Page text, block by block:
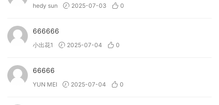
• Keep samples in key and in time with your project
• Get your ideas rolling with 250 presets crafted by
professional sound designers.
value to any scoring toolkit.
• Dial in your perfect sound by using three distinct effects
and four unique macros.
• Personalise the instrument completely by importing your
hedy sun 2025-07-03 0
666666
小出花1 2025-07-04 0
66666
YUN MEI 2025-07-04 0